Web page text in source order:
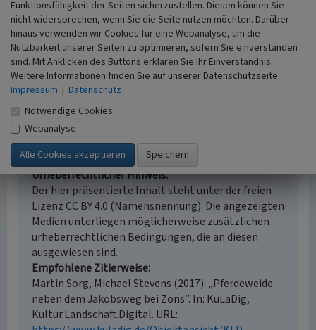
Kulturlandschaftspflege, Naturschutz
Erfassungsmaßstab
i.d.R. 1:5.000 (größer als 1:20.000)
Erfassungsmethode
Auswertung historischer Karten,
Geländebegehung/-kartierung
Empfohlene Zitierweise
Urheberrechtlicher Hinweis
Der hier präsentierte Inhalt steht unter der freien
Lizenz CC BY 4.0 (Namensnennung). Die angezeigten
Medien unterliegen möglicherweise zusätzlichen
urheberrechtlichen Bedingungen, die an diesen
ausgewiesen sind.
Empfohlene Zitierweise
Martin Sorg, Michael Stevens (2017): „Pferdeweide
neben dem Jakobsweg bei Zons”. In: KuLaDig,
Kultur.Landschaft.Digital. URL:
Funktionsfähigkeit der Seiten sicherzustellen. Diesen können Sie
nicht widersprechen, wenn Sie die Seite nutzen möchten. Darüber
hinaus verwenden wir Cookies für eine Webanalyse, um die
Nutzbarkeit unserer Seiten zu optimieren, sofern Sie einverstanden
sind. Mit Anklicken des Buttons erklären Sie Ihr Einverständnis.
Weitere Informationen finden Sie auf unserer Datenschutzseite.
Impressum | Datenschutz
Notwendige Cookies
Webanalyse